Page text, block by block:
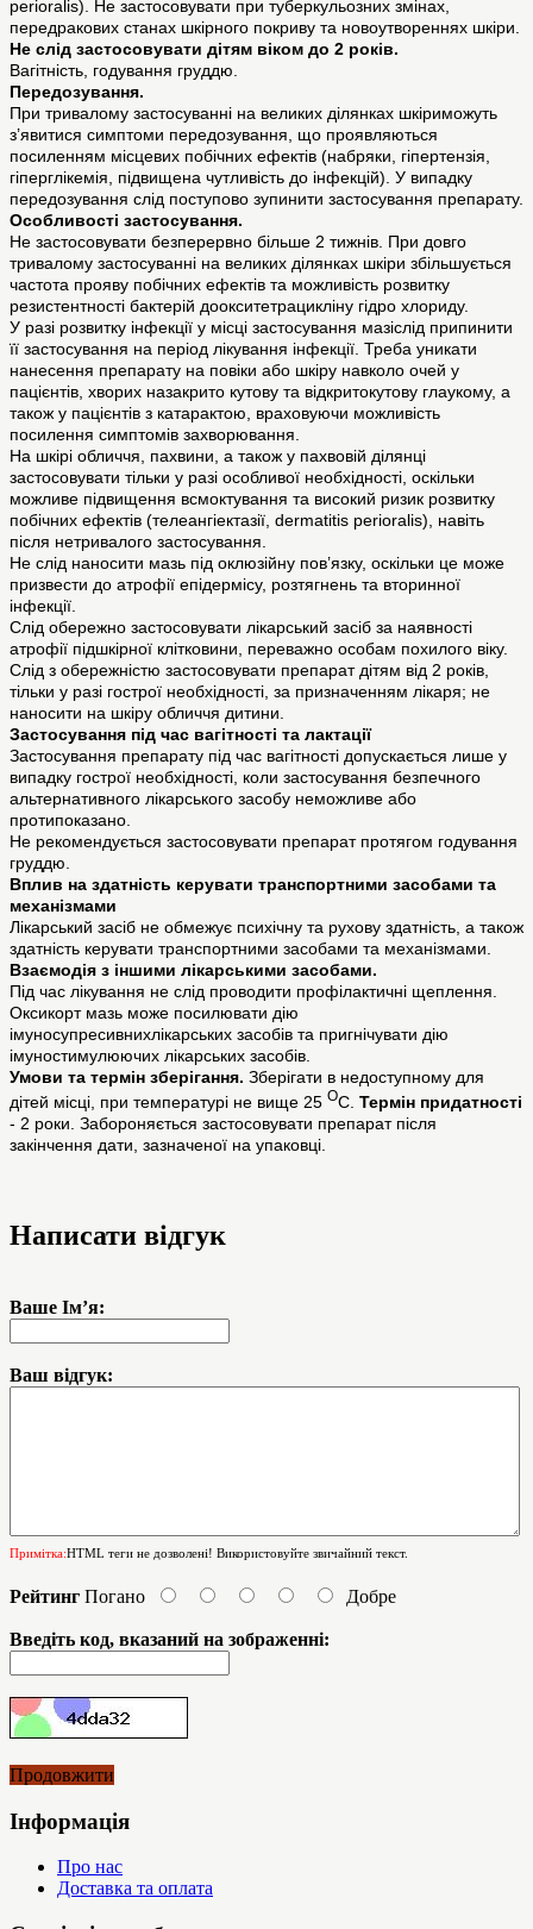
perioralis). Не застосовувати при туберкульозних змінах,
передракових станах шкірного покриву та новоутвореннях шкіри.
Не слід застосовувати дітям віком до 2 років.
Вагітність, годування груддю.
Передозування.
При тривалому застосуванні на великих ділянках шкіриможуть
з’явитися симптоми передозування, що проявляються
посиленням місцевих побічних ефектів (набряки, гіпертензія,
гіперглікемія, підвищена чутливість до інфекцій). У випадку
передозування слід поступово зупинити застосування препарату.
Особливості застосування.
Не застосовувати безперервно більше 2 тижнів. При довго
тривалому застосуванні на великих ділянках шкіри збільшується
частота прояву побічних ефектів та можливість розвитку
резистентності бактерій доокситетрацикліну гідро хлориду.
У разі розвитку інфекції у місці застосування мазіслід припинити
її застосування на період лікування інфекції. Треба уникати
нанесення препарату на повіки або шкіру навколо очей у
пацієнтів, хворих назакрито кутову та відкритокутову глаукому, а
також у пацієнтів з катарактою, враховуючи можливість
посилення симптомів захворювання.
На шкірі обличчя, пахвини, а також у пахвовій ділянці
застосовувати тільки у разі особливої необхідності, оскільки
можливе підвищення всмоктування та високий ризик розвитку
побічних ефектів (телеангіектазії, dermatitis perioralis), навіть
після нетривалого застосування.
Не слід наносити мазь під оклюзійну пов’язку, оскільки це може
призвести до атрофії епідермісу, розтягнень та вторинної
інфекції.
Слід обережно застосовувати лікарський засіб за наявності
атрофії підшкірної клітковини, переважно особам похилого віку.
Слід з обережністю застосовувати препарат дітям від 2 років,
тільки у разі гострої необхідності, за призначенням лікаря; не
наносити на шкіру обличчя дитини.
Застосування під час вагітності та лактації
Застосування препарату під час вагітності допускається лише у
випадку гострої необхідності, коли застосування безпечного
альтернативного лікарського засобу неможливе або
протипоказано.
Не рекомендується застосовувати препарат протягом годування
груддю.
Вплив на здатність керувати транспортними засобами та
механізмами
Лікарський засіб не обмежує психічну та рухову здатність, а також
здатність керувати транспортними засобами та механізмами.
Взаємодія з іншими лікарськими засобами.
Під час лікування не слід проводити профілактичні щеплення.
Оксикорт мазь може посилювати дію
імуносупресивнихлікарських засобів та пригнічувати дію
імуностимулюючих лікарських засобів.
Умови та термін зберігання. Зберігати в недоступному для
дітей місці, при температурі не вище 25 OС. Термін придатності
- 2 роки. Забороняється застосовувати препарат після
закінчення дати, зазначеної на упаковці.
Написати відгук
Ваше Ім’я:
Ваш відгук:
Примітка:HTML теги не дозволені! Використовуйте звичайний текст.
Рейтинг Погано Добре
Введіть код, вказаний на зображенні:
Продовжити
Інформація
Про нас
Доставка та оплата